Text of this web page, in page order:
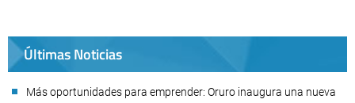
Últimas Noticias
Más oportunidades para emprender: Oruro inaugura una nueva